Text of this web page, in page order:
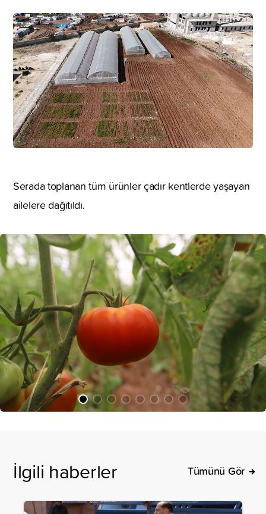
Serada toplanan tüm ürünler çadır kentlerde yaşayan
ailelere dağıtıldı.
İlgili haberler Tümünü Gör